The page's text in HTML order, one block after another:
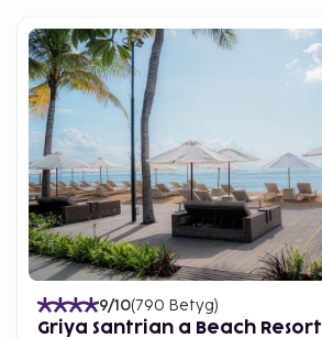
9/10(790 Betyg)
Griya Santrian a Beach Resort